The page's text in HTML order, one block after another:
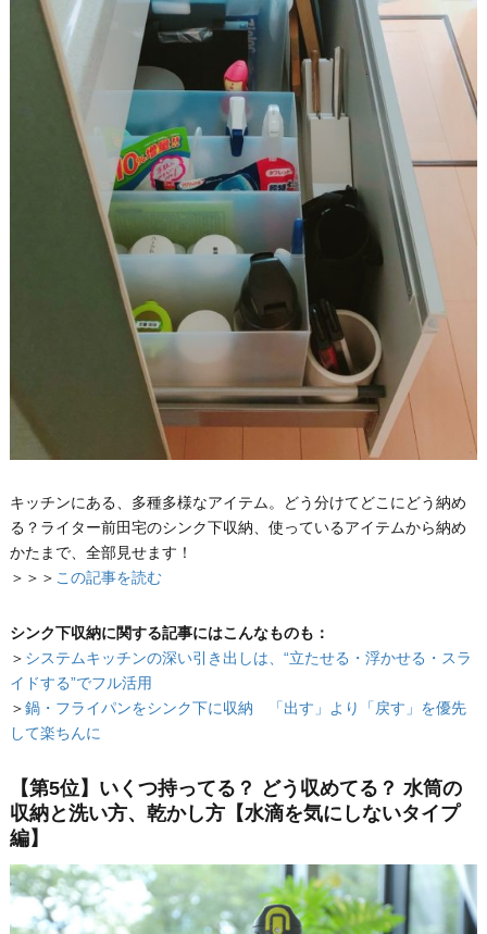
キッチンにある、多種多様なアイテム。どう分けてどこにどう納め
る？ライター前田宅のシンク下収納、使っているアイテムから納め
かたまで、全部見せます！
＞＞＞ この記事を読む
シンク下収納に関する記事にはこんなものも：
＞ システムキッチンの深い引き出しは、“立たせる・浮かせる・スラ
イドする”でフル活用
＞鍋・フライパンをシンク下に収納 「出す」より「戻す」を優先
して楽ちんに
【第5位】いくつ持ってる？ どう収めてる？ 水筒の
収納と洗い方、乾かし方【水滴を気にしないタイプ
編】